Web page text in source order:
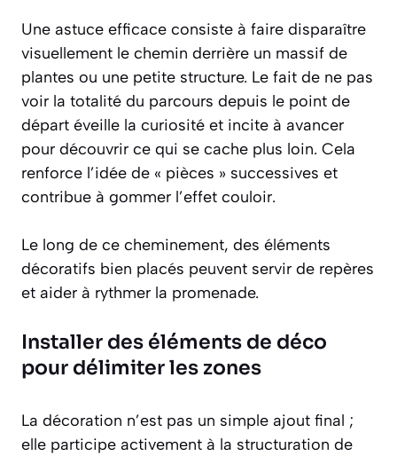
Une astuce efficace consiste à faire disparaître
visuellement le chemin derrière un massif de
plantes ou une petite structure. Le fait de ne pas
voir la totalité du parcours depuis le point de
départ éveille la curiosité et incite à avancer
pour découvrir ce qui se cache plus loin. Cela
renforce l’idée de « pièces » successives et
contribue à gommer l’effet couloir.
Le long de ce cheminement, des éléments
décoratifs bien placés peuvent servir de repères
et aider à rythmer la promenade.
Installer des éléments de déco
pour délimiter les zones
La décoration n’est pas un simple ajout final ;
elle participe activement à la structuration de